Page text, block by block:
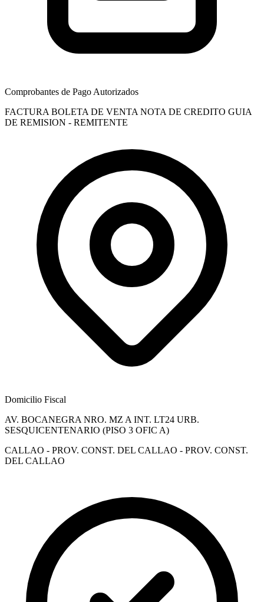
Comprobantes de Pago Autorizados
FACTURA BOLETA DE VENTA NOTA DE CREDITO GUIA
DE REMISION - REMITENTE
Domicilio Fiscal
AV. BOCANEGRA NRO. MZ A INT. LT24 URB.
SESQUICENTENARIO (PISO 3 OFIC A)
CALLAO - PROV. CONST. DEL CALLAO - PROV. CONST.
DEL CALLAO